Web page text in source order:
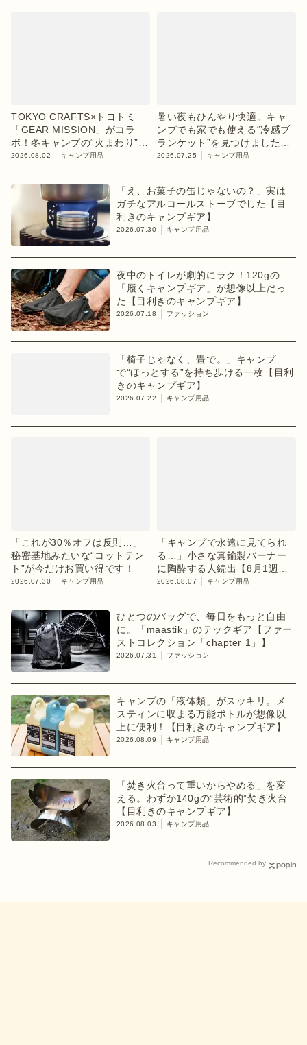
TOKYO CRAFTS×トヨトミ
「GEAR MISSION」がコラ
ボ！冬キャンプの“火まわり”を
担う限定K3クッキングストー
2026.08.02 キャンプ用品
暑い夜もひんやり快適。キャ
ンプでも家でも使える“冷感ブ
ランケット”を見つけました
【目利きのキャンプギア】
2026.07.25 キャンプ用品
「え、お菓子の缶じゃないの？」実は
ガチなアルコールストーブでした【目
利きのキャンプギア】
2026.07.30 キャンプ用品
夜中のトイレが劇的にラク！120gの
「履くキャンプギア」が想像以上だっ
た【目利きのキャンプギア】
2026.07.18 ファッション
「椅子じゃなく、畳で。」キャンプ
で“ほっとする”を持ち歩ける一枚【目利
きのキャンプギア】
2026.07.22 キャンプ用品
「これが30％オフは反則…」
秘密基地みたいな“コットテン
ト”が今だけお買い得です！
2026.07.30 キャンプ用品
「キャンプで永遠に見てられ
る…」小さな真鍮製バーナー
に陶酔する人続出【8月1週ラ
ンキング】
2026.08.07 キャンプ用品
ひとつのバッグで、毎日をもっと自由
に。「maastik」のテックギア【ファー
ストコレクション「chapter 1」】
2026.07.31 ファッション
キャンプの「液体類」がスッキリ。メ
スティンに収まる万能ボトルが想像以
上に便利！【目利きのキャンプギア】
2026.08.09 キャンプ用品
「焚き火台って重いからやめる」を変
える。わずか140gの“芸術的”焚き火台
【目利きのキャンプギア】
2026.08.03 キャンプ用品
Recommended by